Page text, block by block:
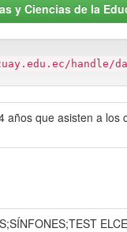
y Ciencias de la
handle/
que asisten a los
ELCE